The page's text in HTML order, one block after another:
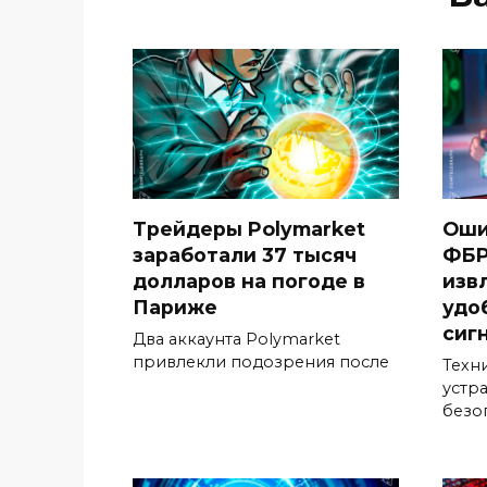
Трейдеры Polymarket
заработали 37 тысяч
долларов на погоде в
Париже
Два аккаунта Polymarket
привлекли подозрения после